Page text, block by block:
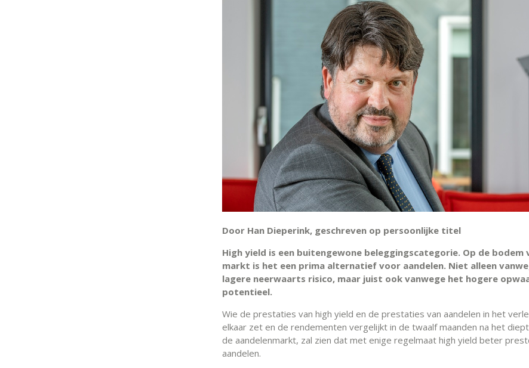
Door Han Dieperink, geschreven op persoonlijke titel
High yield is een buitengewone beleggingscategorie. Op de bodem
markt is het een prima alternatief voor aandelen. Niet alleen
lagere neerwaarts risico, maar juist ook vanwege het hogere
potentieel.
Wie de prestaties van high yield en de prestaties van aandelen in het
elkaar zet en de rendementen vergelijkt in de twaalf maanden na het
de aandelenmarkt, zal zien dat met enige regelmaat high yield beter
aandelen.